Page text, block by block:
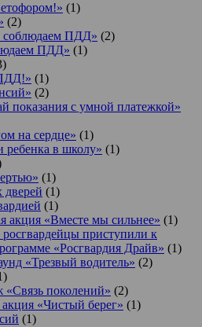
(1)
(2)
соблюдаем ПДД» (2)
ПДД» (1)
(1)
(2)
показания с умной платежкой»
на сердце» (1)
ребенка в школу» (1)
(1)
дверей (1)
(1)
акция «Вместе мы сильнее» (1)
приступили к
«Росгвардия Драйв» (1)
«Трезвый водитель» (2)
поколений» (2)
акция «Чистый берег» (1)
(1)